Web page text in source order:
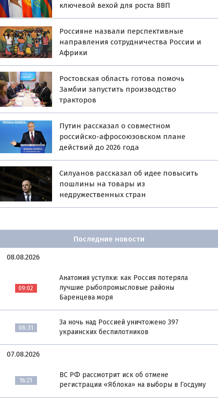
ключевой вехой для роста ВВП
Россияне назвали перспективные
направления сотрудничества России и
Африки
Ростовская область готова помочь
Замбии запустить производство
тракторов
Путин рассказал о совместном
российско-афросоюзовском плане
действий до 2026 года
Силуанов рассказал об идее повысить
пошлины на товары из
недружественных стран
Последние новости
08.08.2026
09:02
Анатомия уступки: как Россия потеряла
лучшие рыбопромысловые районы
Баренцева моря
08:31
За ночь над Россией уничтожено 397
украинских беспилотников
07.08.2026
16:21
ВС РФ рассмотрит иск об отмене
регистрации «Яблока» на выборы в Госдуму